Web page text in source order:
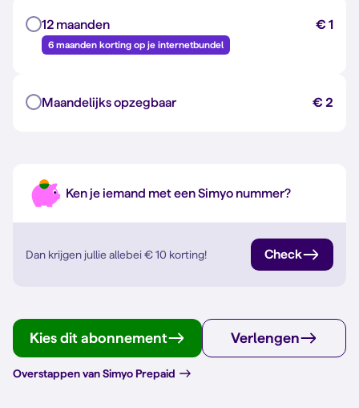
12 maanden
6 maanden korting op je internetbundel
€ 1
Maandelijks opzegbaar € 2
Ken je iemand met een Simyo nummer?
Dan krijgen jullie allebei€ 10 korting! Check
Kies dit abonnement Verlengen
Overstappen van Simyo Prepaid